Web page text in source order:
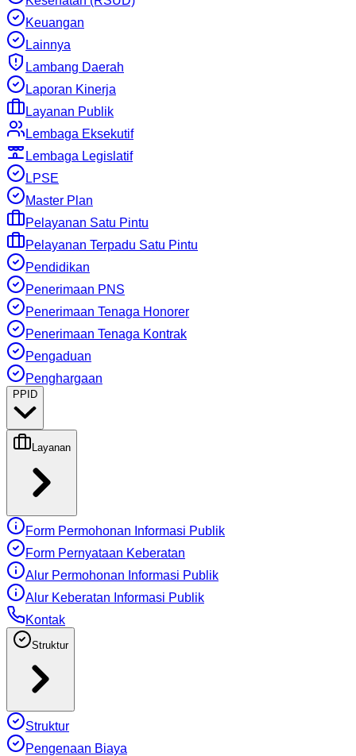
Keuangan
Lainnya
Lambang Daerah
Laporan Kinerja
Layanan Publik
Lembaga Eksekutif
Lembaga Legislatif
LPSE
Master Plan
Pelayanan Satu Pintu
Pelayanan Terpadu Satu Pintu
Pendidikan
Penerimaan PNS
Penerimaan Tenaga Honorer
Penerimaan Tenaga Kontrak
Pengaduan
Penghargaan
PPID
Layanan
Form Permohonan Informasi Publik
Form Pernyataan Keberatan
Alur Permohonan Informasi Publik
Alur Keberatan Informasi Publik
Kontak
Struktur
Struktur
Pengenaan Biaya